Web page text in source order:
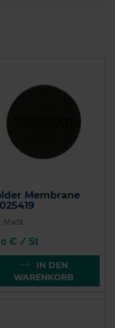
Membrane
MwSt.
€ / St
IN DEN
WARENKORB